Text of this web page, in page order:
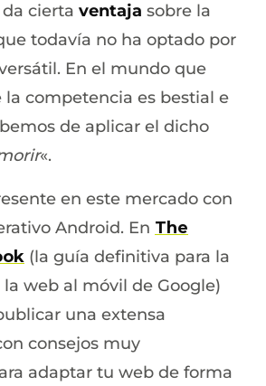
cierta ventaja sobre la
todavía no ha optado por
En el mundo que
competencia es bestial e
de aplicar el dicho
«.
en este mercado con
Android. En The
(la guía definitiva para la
web al móvil de Google)
una extensa
consejos muy
adaptar tu web de forma